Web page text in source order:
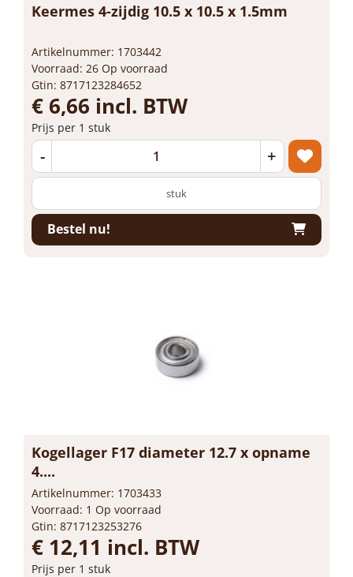
Keermes 4-zijdig 10.5 x 10.5 x 1.5mm
Artikelnummer: 1703442
Voorraad: 26 Op voorraad
Gtin: 8717123284652
€ 6,66 incl. BTW
Prijs per 1 stuk
- +
stuk
Bestel nu!
Kogellager F17 diameter 12.7 x opname
4....
Artikelnummer: 1703433
Voorraad: 1 Op voorraad
Gtin: 8717123253276
€ 12,11 incl. BTW
Prijs per 1 stuk